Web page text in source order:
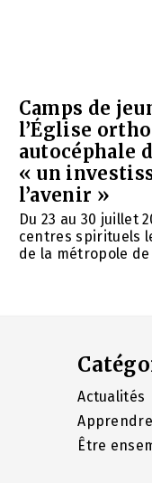
Camps de
l’Église
autocéphale
« un
l’avenir »
Du 23 au 30 juillet
centres spirituels
de la métropole de
Actualités
Apprendre
Être